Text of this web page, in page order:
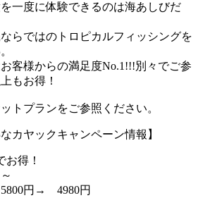
一度に体験できるのは海あしびだ
らではのトロピカルフィッシングを
客様からの満足度No.1!!!別々でご参
もお得！
トプランをご参照ください。
カヤックキャンペーン情報】
得！
円→ 4980円